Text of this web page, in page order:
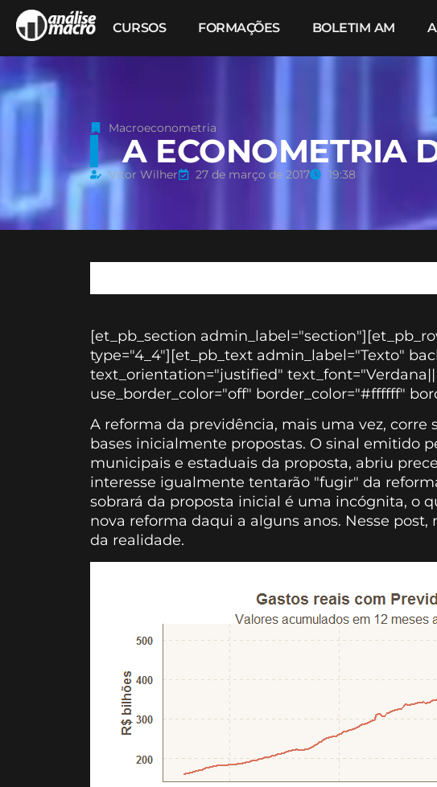
CURSOS FORMAÇÕES BOLETIM AM
Macroeconometria
A ECONOMETRIA
Vitor Wilher 27 de março de 2017 19:38
[et_pb_section
type="4_4"][et_pb_text admin_label="Texto"
text_orientation="justified"
use_border_color="off" border_color="#ffffff"
A reforma da previdência, mais uma vez, corre
bases inicialmente propostas. O sinal emitido
municipais e estaduais da proposta, abriu
interesse igualmente tentarão "fugir" da
sobrará da proposta inicial é uma incógnita, o
nova reforma daqui a alguns anos. Nesse
da realidade.